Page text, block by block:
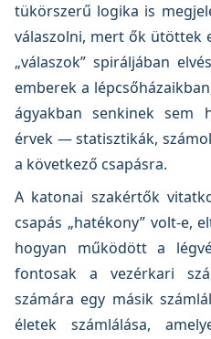
tükörszerű logika is
válaszolni, mert ők ütöttek
„válaszok” spiráljában
emberek a
ágyakban senkinek sem
érvek — statisztikák,
a következő csapásra.
A katonai szakértők
csapás „hatékony” volt-e,
hogyan működött a
fontosak a vezérkari
számára egy másik
életek számlálása,